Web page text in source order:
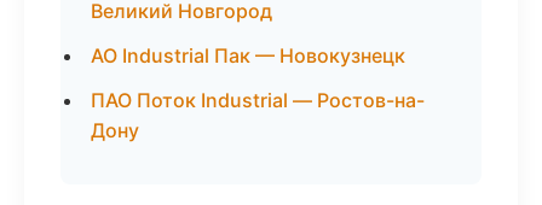
Великий Новгород
АО Industrial Пак — Новокузнецк
ПАО Поток Industrial — Ростов-на-
Дону